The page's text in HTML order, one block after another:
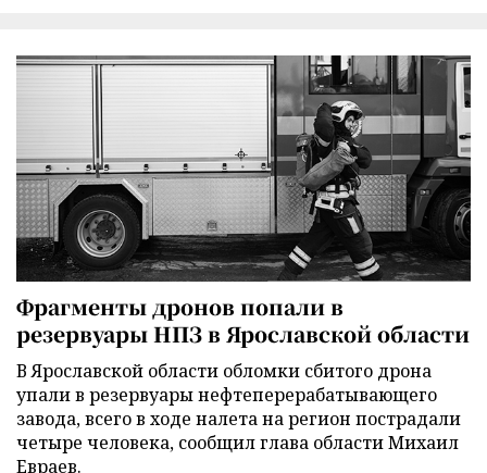
Фрагменты дронов попали в
резервуары НПЗ в Ярославской области
В Ярославской области обломки сбитого дрона
упали в резервуары нефтеперерабатывающего
завода, всего в ходе налета на регион пострадали
четыре человека, сообщил глава области Михаил
Евраев.